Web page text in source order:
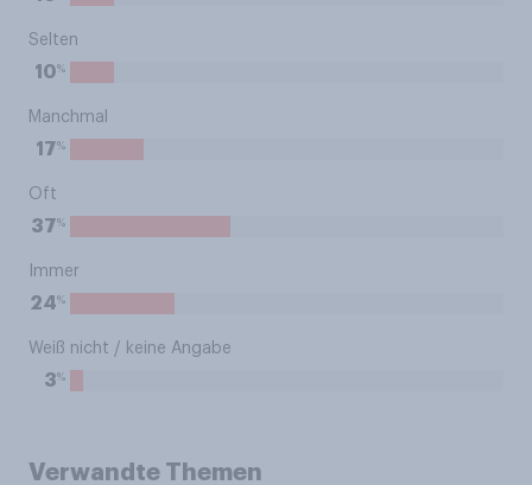
Selten
10%
Manchmal
17%
Oft
37%
Immer
24%
Weiß nicht / keine Angabe
3%
Verwandte Themen